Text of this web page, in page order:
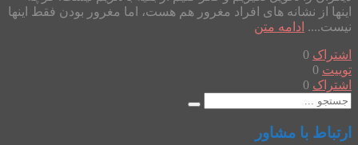
اینها از نشانه های افراد مغرور هم هست، اما مغرور بودن فقط اینها
نیست.... ادامه متن
اشتراک 0
توییت 0
اشتراک 0
ارتباط با مشاور